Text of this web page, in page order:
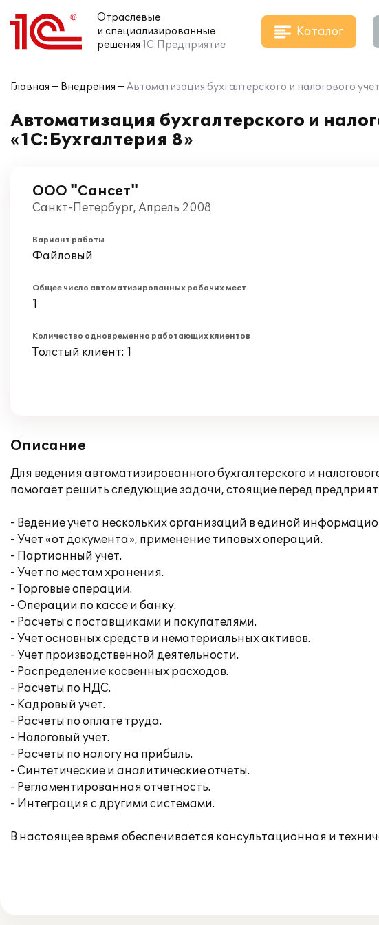
Отраслевые
и специализированные
решения 1С:Предприятие
Каталог
Главная Внедрения Автоматизация бухгалтерского и налогового
Автоматизация бухгалтерского и
«1С:Бухгалтерия 8»
ООО "Сансет"
Санкт-Петербург, Апрель 2008
Вариант работы
Файловый
Общее число автоматизированных рабочих мест
1
Количество одновременно работающих клиентов
Толстый клиент: 1
Описание
Для ведения автоматизированного бухгалтерского и
помогает решить следующие задачи, стоящие перед
- Ведение учета нескольких организаций в единой
- Учет «от документа», применение типовых операций.
- Партионный учет.
- Учет по местам хранения.
- Торговые операции.
- Операции по кассе и банку.
- Расчеты с поставщиками и покупателями.
- Учет основных средств и нематериальных активов.
- Учет производственной деятельности.
- Распределение косвенных расходов.
- Расчеты по НДС.
- Кадровый учет.
- Расчеты по оплате труда.
- Налоговый учет.
- Расчеты по налогу на прибыль.
- Синтетические и аналитические отчеты.
- Регламентированная отчетность.
- Интеграция с другими системами.
В настоящее время обеспечивается консультационная и